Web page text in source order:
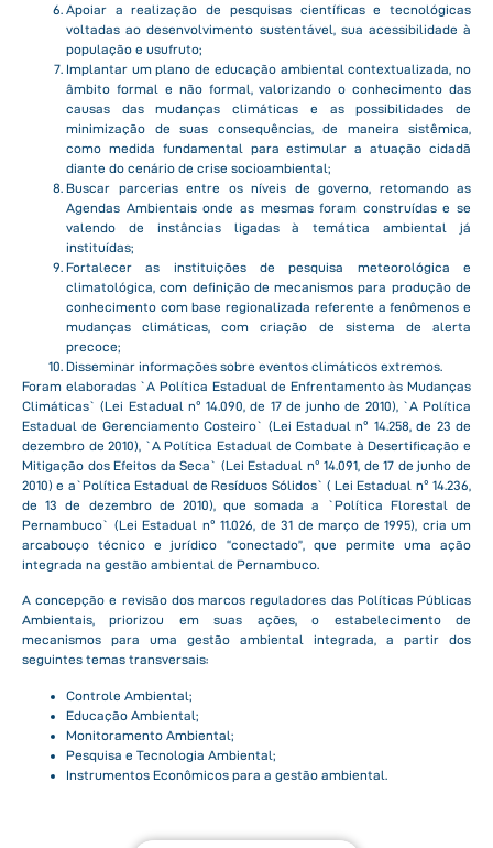
Apoiar a realização de pesquisas científicas e tecnológicas
voltadas ao desenvolvimento sustentável, sua acessibilidade à
população e usufruto;
Implantar um plano de educação ambiental contextualizada, no
âmbito formal e não formal, valorizando o conhecimento das
causas das mudanças climáticas e as possibilidades de
minimização de suas consequências, de maneira sistêmica,
como medida fundamental para estimular a atuação cidadã
diante do cenário de crise socioambiental;
Buscar parcerias entre os níveis de governo, retomando as
Agendas Ambientais onde as mesmas foram construídas e se
valendo de instâncias ligadas à temática ambiental já
instituídas;
Fortalecer as instituições de pesquisa meteorológica e
climatológica, com definição de mecanismos para produção de
conhecimento com base regionalizada referente a fenômenos e
mudanças climáticas, com criação de sistema de alerta
precoce;
Disseminar informações sobre eventos climáticos extremos.
Foram elaboradas `A Política Estadual de Enfrentamento às Mudanças
Climáticas` (Lei Estadual nº 14.090, de 17 de junho de 2010), `A Política
Estadual de Gerenciamento Costeiro` (Lei Estadual nº 14.258, de 23 de
dezembro de 2010), `A Política Estadual de Combate à Desertificação e
Mitigação dos Efeitos da Seca` (Lei Estadual nº 14.091, de 17 de junho de
2010) e a`Política Estadual de Resíduos Sólidos` ( Lei Estadual nº 14.236,
de 13 de dezembro de 2010), que somada a `Política Florestal de
Pernambuco` (Lei Estadual nº 11.026, de 31 de março de 1995), cria um
arcabouço técnico e jurídico “conectado”, que permite uma ação
integrada na gestão ambiental de Pernambuco.
A concepção e revisão dos marcos reguladores das Políticas Públicas
Ambientais, priorizou em suas ações, o estabelecimento de
mecanismos para uma gestão ambiental integrada, a partir dos
seguintes temas transversais:
Controle Ambiental;
Educação Ambiental;
Monitoramento Ambiental;
Pesquisa e Tecnologia Ambiental;
Instrumentos Econômicos para a gestão ambiental.